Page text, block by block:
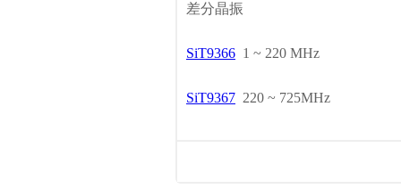
差分晶振
SiT9366 1 ~ 220 MHz
SiT9367 220 ~ 725MHz